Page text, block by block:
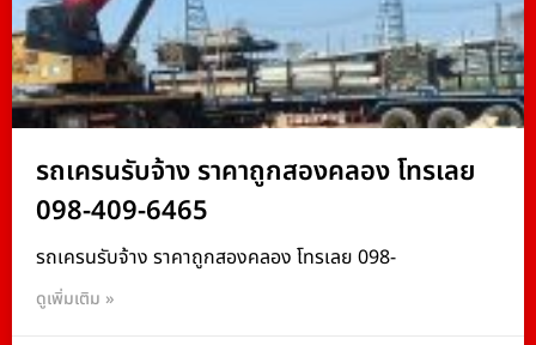
รถเครนรับจ้าง ราคาถูกสองคลอง โทรเลย
098-409-6465
รถเครนรับจ้าง ราคาถูกสองคลอง โทรเลย 098-
ดูเพิ่มเติม »